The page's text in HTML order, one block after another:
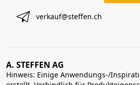
verkauf@steffen.ch
A. STEFFEN AG
Hinweis: Einige Anwendungs-/